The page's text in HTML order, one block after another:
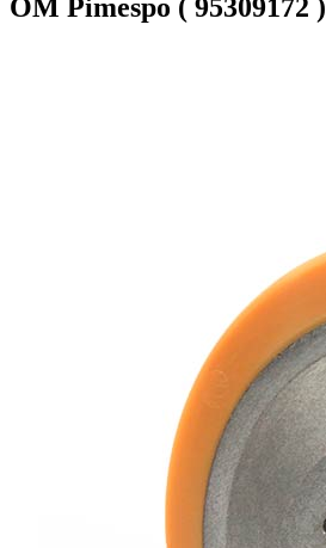
OM Pimespo ( 95309172 )